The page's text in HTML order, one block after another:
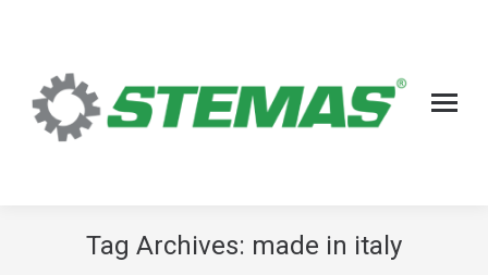
Tag Archives: made in italy